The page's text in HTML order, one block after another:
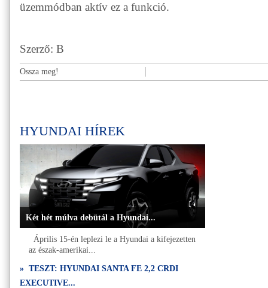
üzemmódban aktív ez a funkció.
Szerző: B
Ossza meg!
HYUNDAI HÍREK
Két hét múlva debütál a Hyundai...
Április 15-én leplezi le a Hyundai a kifejezetten
az észak-amerikai...
» TESZT: HYUNDAI SANTA FE 2,2 CRDI
EXECUTIVE...